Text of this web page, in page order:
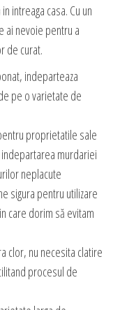
intreaga casa. Cu un
ai nevoie pentru a
de curat.
indeparteaza
pe o varietate de
proprietatile sale
murdariei
neplacute
sigura pentru utilizare
care dorim să evitam
clor, nu necesita clatire
procesul de